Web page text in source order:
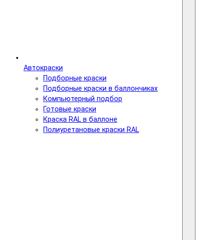
Автокраски
Подборные краски
Подборные краски в баллончиках
Компьютерный подбор
Готовые краски
Краска RAL в баллоне
Полиуретановые краски RAL